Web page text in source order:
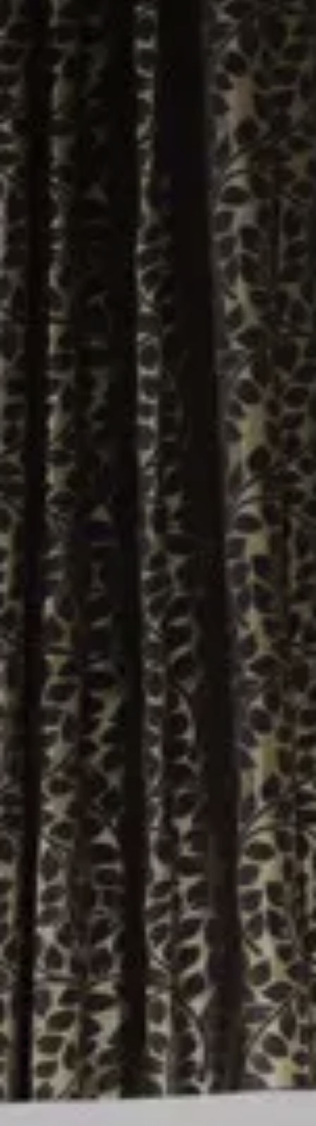
RESORT
LA NOSTRA STORIA
GALLERY
CAMERE & SUITE
VILLE
RISTORANTI & BAR
MEETING
EVENTI
ESPERIENZE
Check-In Ago2026
Check-Out Ago2026
PRENOTA
Modifica/cancella prenotazione